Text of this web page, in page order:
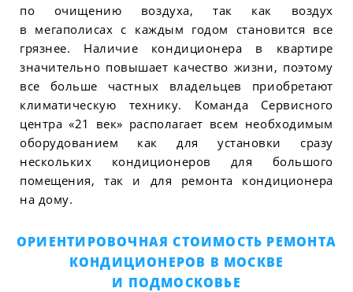
по очищению воздуха, так как воздух
в мегаполисах с каждым годом становится все
грязнее. Наличие кондиционера в квартире
значительно повышает качество жизни, поэтому
все больше частных владельцев приобретают
климатическую технику. Команда Сервисного
центра «21 век» располагает всем необходимым
оборудованием как для установки сразу
нескольких кондиционеров для большого
помещения, так и для ремонта кондиционера
на дому.
ОРИЕНТИРОВОЧНАЯ СТОИМОСТЬ РЕМОНТА
КОНДИЦИОНЕРОВ В МОСКВЕ
И ПОДМОСКОВЬЕ